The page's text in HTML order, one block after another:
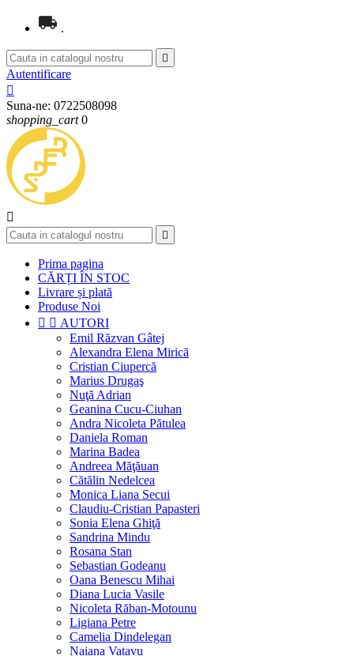
.

Autentificare

Suna-ne: 0722508098
shopping_cart 0


Prima pagina
CĂRȚI ÎN STOC
Livrare și plată
Produse Noi
  AUTORI
Emil Răzvan Gâtej
Alexandra Elena Mirică
Cristian Ciupercă
Marius Drugaş
Nuţă Adrian
Geanina Cucu-Ciuhan
Andra Nicoleta Pătulea
Daniela Roman
Marina Badea
Andreea Măţăuan
Cătălin Nedelcea
Monica Liana Secui
Claudiu-Cristian Papasteri
Sonia Elena Ghiţă
Sandrina Mindu
Rosana Stan
Sebastian Godeanu
Oana Benescu Mihai
Diana Lucia Vasile
Nicoleta Răban-Motounu
Ligiana Petre
Camelia Dindelegan
Naiana Vatavu